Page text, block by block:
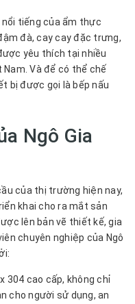
tiếng của ẩm thực
đà, cay cay đặc trưng,
yêu thích tại nhiều
Và để có thể chế
bị được gọi là bếp nấu
Ngô Gia
của thị trường hiện nay,
khai cho ra mắt sản
lên bản vẽ thiết kế, gia
chuyên nghiệp của Ngô
304 cao cấp, không chỉ
cho người sử dụng, an